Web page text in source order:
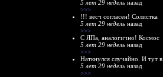
5 лет 29 недель назад
>>>
!!! весч согласен! Солистка
5 лет 29 недель назад
>>>
С ЯПа, аналогично! Космос
5 лет 29 недель назад
>>>
Наткнулся случайно. И тут в
5 лет 29 недель назад
>>>